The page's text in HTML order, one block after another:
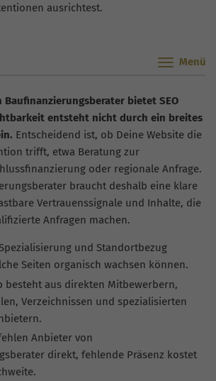
ausrichtest.
Baufinanzierungsberater bietet SEO
entsteht nicht durch ein breites
Entscheidend ist, ob Deine Website die
trifft, etwa Beratung zur
oder regionale Anfrage.
braucht deshalb eine klare
Vertrauenssignale und Inhalte, die
Anfragen machen.
und Standortbezug
Seiten organisch wachsen können.
besteht aus direkten Mitbewerbern,
Verzeichnissen und spezialisierten
Anbieter von
direkt, fehlende Präsenz kostet